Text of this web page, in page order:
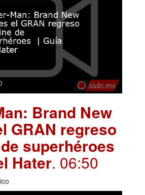
Brand New
GRAN regreso
superhéroes
Hater. 06:50